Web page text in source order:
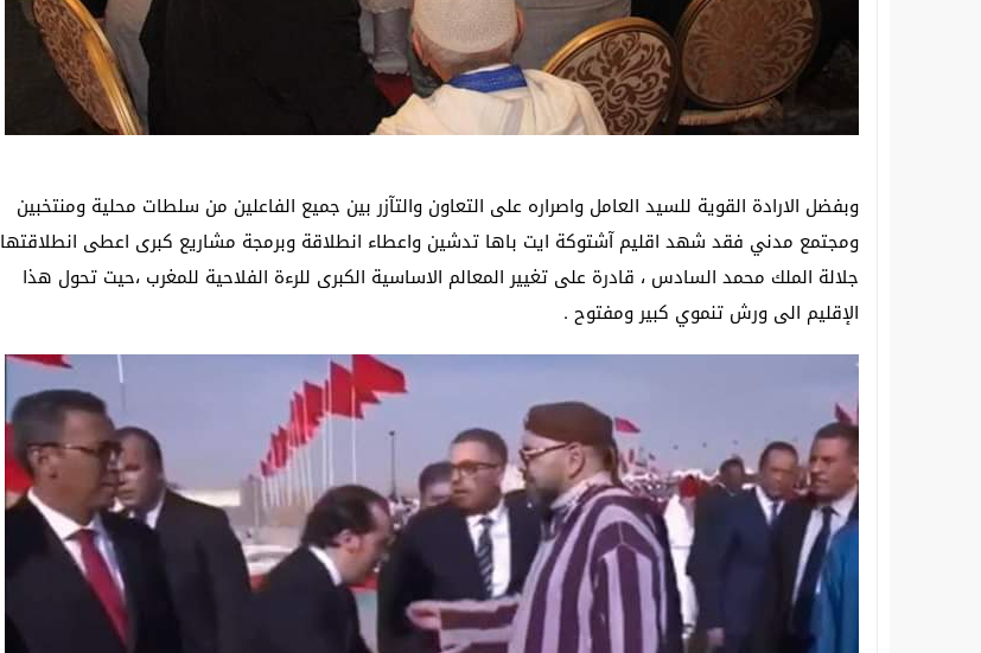
وبفضل الارادة القوية للسيد العامل واصراره على التعاون والتآزر بين جميع الفاعلين من سلطات محلية ومنتخبين
ومجتمع مدني فقد شهد اقليم آشتوكة ايت باها تدشين واعطاء انطلاقة وبرمجة مشاريع كبرى اعطى انطلاقتها
جلالة الملك محمد السادس ، قادرة على تغيير المعالم الاساسية الكبرى للرءة الفلاحية للمغرب ،حيت تحول هذا
الإقليم الى ورش تنموي كبير ومفتوح .